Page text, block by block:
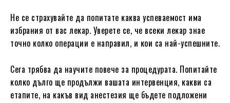
Не се страхувайте да попитате каква успеваемост има
избрания от вас лекар. Уверете се, че всеки лекар знае
точно колко операции е направил, и кои са най-успешните.
Сега трябва да научите повече за процедурата. Попитайте
колко дълго ще продължи вашата интервенция, какви са
етапите, на какъв вид анестезия ще бъдете подложени